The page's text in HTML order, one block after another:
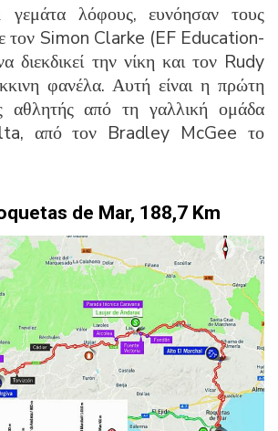
λόφους, ευνόησαν τους
τον Simon Clarke (EF Education-
την νίκη και τον Rudy
φανέλα. Αυτή είναι η πρώτη
από τη γαλλική ομάδα
από τον Bradley McGee το
de Mar, 188,7 Km